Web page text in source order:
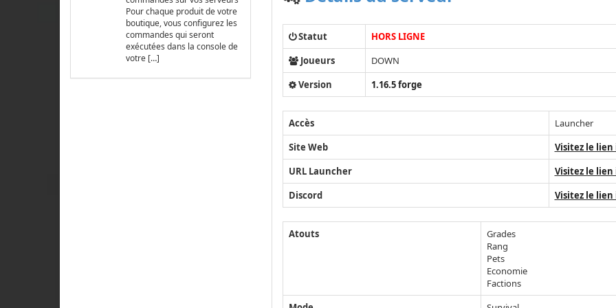
Pour chaque produit de votre
boutique, vous configurez les
commandes qui seront
exécutées dans la console de
votre […]
Statut
HORS LIGNE
Joueurs
DOWN
Version
1.16.5 forge
Accès
Launcher
Site Web
Visitez le lien
URL Launcher
Visitez le lien
Discord
Visitez le lien
Atouts
Grades
Rang
Pets
Economie
Factions